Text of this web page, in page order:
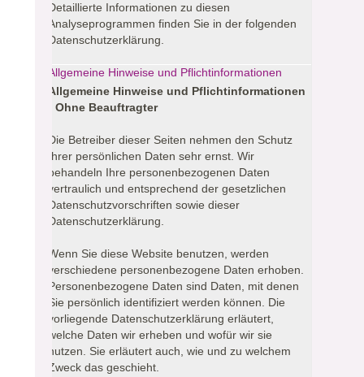
Detaillierte Informationen zu diesen
Analyseprogrammen finden Sie in der folgenden
Datenschutzerklärung.
Allgemeine Hinweise und Pflichtinformationen
Allgemeine Hinweise und Pflichtinformationen
- Ohne Beauftragter
Die Betreiber dieser Seiten nehmen den Schutz
Ihrer persönlichen Daten sehr ernst. Wir
behandeln Ihre personenbezogenen Daten
vertraulich und entsprechend der gesetzlichen
Datenschutzvorschriften sowie dieser
Datenschutzerklärung.
Wenn Sie diese Website benutzen, werden
verschiedene personenbezogene Daten erhoben.
Personenbezogene Daten sind Daten, mit denen
Sie persönlich identifiziert werden können. Die
vorliegende Datenschutzerklärung erläutert,
welche Daten wir erheben und wofür wir sie
nutzen. Sie erläutert auch, wie und zu welchem
Zweck das geschieht.